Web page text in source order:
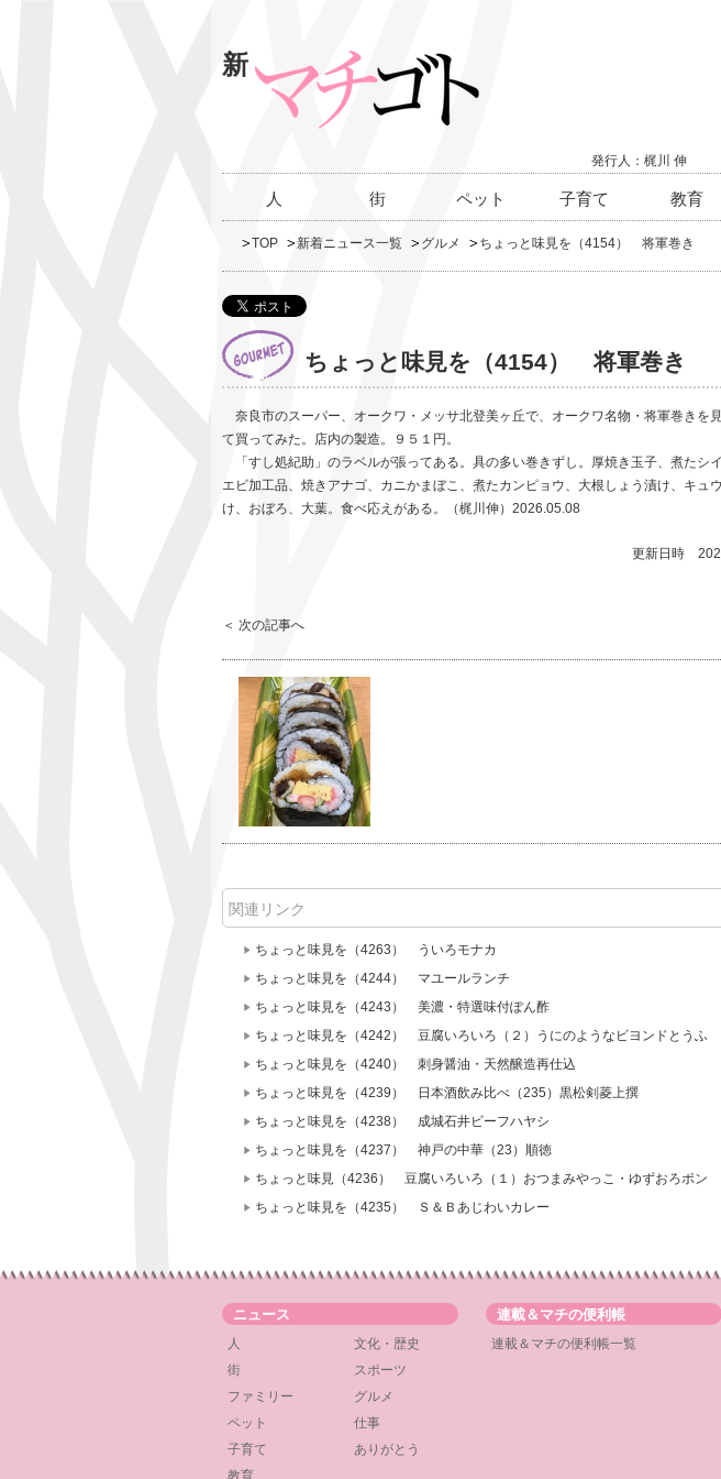
新
発行人：梶川 伸
人 街 ペット 子育て 教育
TOP 新着ニュース一覧 グルメ ちょっと味見を（4154） 将軍巻き
ちょっと味見を（4154） 将軍巻き
奈良市のスーパー、オークワ・メッサ北登美ヶ丘で、オークワ名物・将軍巻きを
て買ってみた。店内の製造。９５１円。
「すし処紀助」のラベルが張ってある。具の多い巻きずし。厚焼き玉子、煮たシイ
エビ加工品、焼きアナゴ、カニかまぼこ、煮たカンピョウ、大根しょう漬け、キュ
け、おぼろ、大葉。食べ応えがある。（梶川伸）2026.05.08
更新日時
＜ 次の記事へ
関連リンク
ちょっと味見を（4263） ういろモナカ
ちょっと味見を（4244） マユールランチ
ちょっと味見を（4243） 美濃・特選味付ぽん酢
ちょっと味見を（4242） 豆腐いろいろ（２）うにのようなビヨンドとうふ
ちょっと味見を（4240） 刺身醤油・天然醸造再仕込
ちょっと味見を（4239） 日本酒飲み比べ（235）黒松剣菱上撰
ちょっと味見を（4238） 成城石井ビーフハヤシ
ちょっと味見を（4237） 神戸の中華（23）順徳
ちょっと味見（4236） 豆腐いろいろ（１）おつまみやっこ・ゆずおろポン
ちょっと味見を（4235） Ｓ＆Ｂあじわいカレー
ニュース
人
文化・歴史
街
スポーツ
ファミリー
グルメ
ペット
仕事
子育て
ありがとう
教育
連載＆マチの便利帳
連載＆マチの便利帳一覧